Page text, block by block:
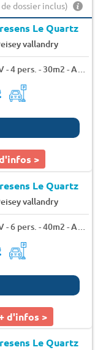
dossier inclus)
Le Quartz
vallandry
Appartement - TV - 4 pers. - 30m2 - Animaux admis
>
Le Quartz
vallandry
Appartement - TV - 6 pers. - 40m2 - Animaux admis
d'infos >
Le Quartz